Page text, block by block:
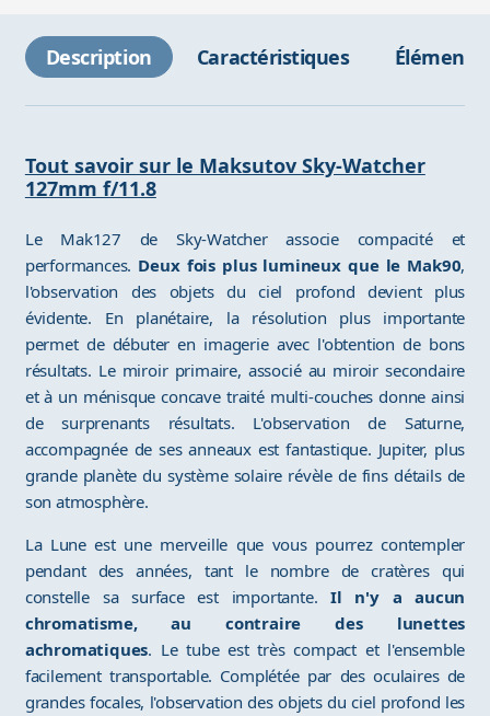
Description Caractéristiques Éléments
Tout savoir sur le Maksutov Sky-Watcher
127mm f/11.8
Le Mak127 de Sky-Watcher associe compacité et
performances. Deux fois plus lumineux que le Mak90,
l'observation des objets du ciel profond devient plus
évidente. En planétaire, la résolution plus importante
permet de débuter en imagerie avec l'obtention de bons
résultats. Le miroir primaire, associé au miroir secondaire
et à un ménisque concave traité multi-couches donne ainsi
de surprenants résultats. L'observation de Saturne,
accompagnée de ses anneaux est fantastique. Jupiter, plus
grande planète du système solaire révèle de fins détails de
son atmosphère.
La Lune est une merveille que vous pourrez contempler
pendant des années, tant le nombre de cratères qui
constelle sa surface est importante.Il n'y a aucun
chromatisme, au contraire des lunettes
achromatiques. Le tube est très compact et l'ensemble
facilement transportable. Complétée par des oculaires de
grandes focales, l'observation des objets du ciel profond les